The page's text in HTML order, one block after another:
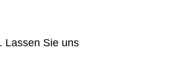
Lassen Sie uns